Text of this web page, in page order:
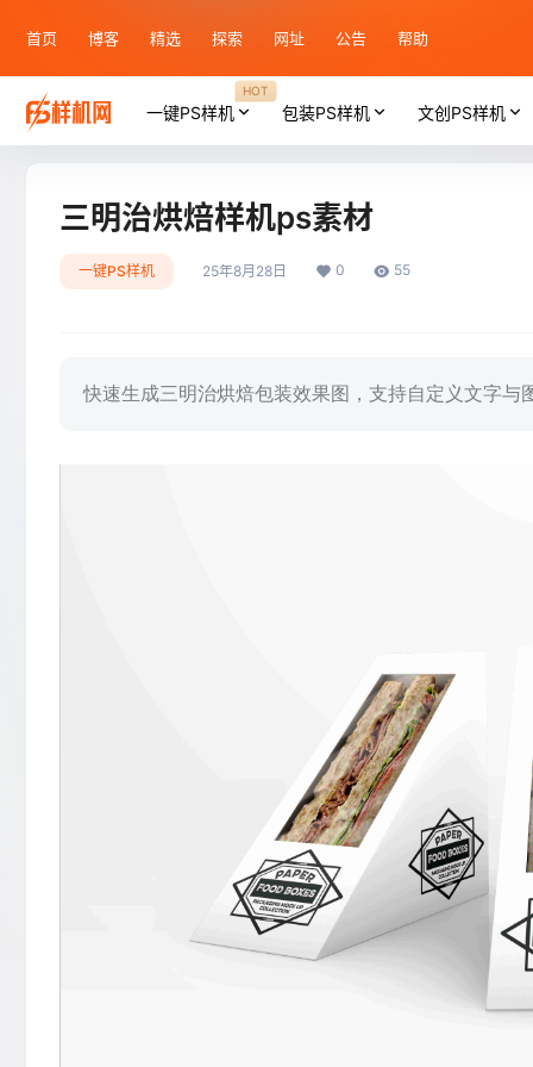
首页 博客 精选 探索 网址 公告 帮助
一键PS样机
HOT
包装PS样机 文创PS样机
三明治烘焙样机ps素材
一键PS样机 25年8月28日 0 55
快速生成三明治烘焙包装效果图，支持自定义文字与